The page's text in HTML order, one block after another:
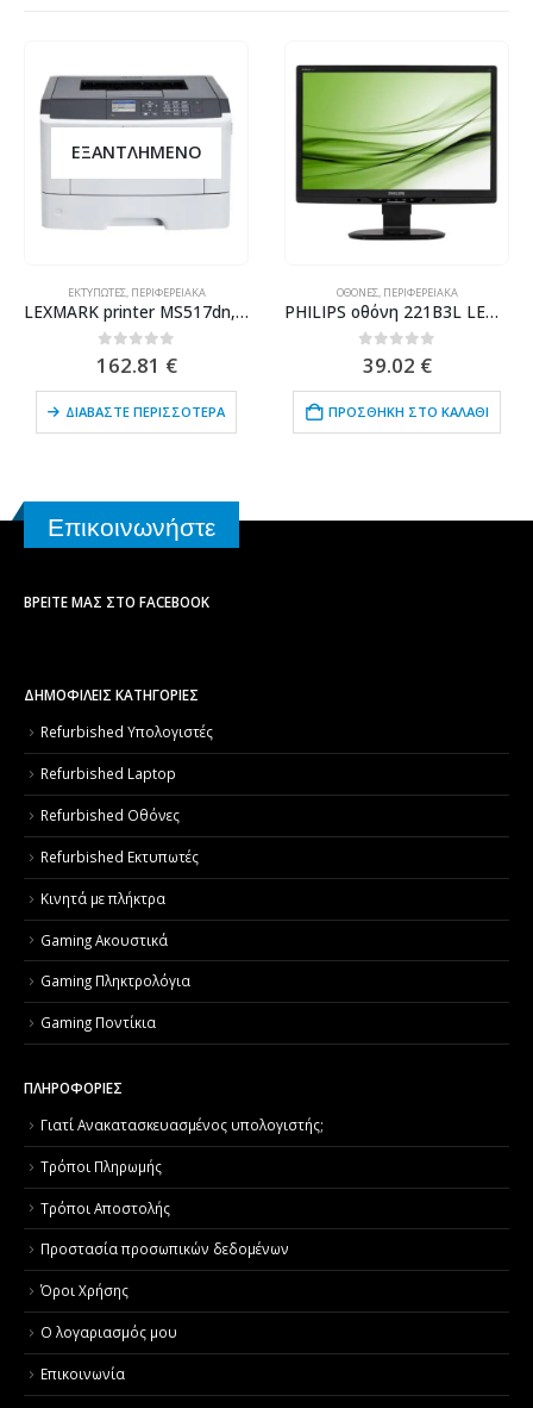
ΕΞΑΝΤΛΗΜΈΝΟ
ΕΚΤΥΠΩΤΈΣ, ΠΕΡΙΦΕΡΕΙΑΚΆ
LEXMARK printer MS517dn, laser, monochrome, χωρίς toner & drum
0 out of 5
162.81 €
ΔΙΑΒΆΣΤΕ ΠΕΡΙΣΣΌΤΕΡΑ
ΟΘΌΝΕΣ, ΠΕΡΙΦΕΡΕΙΑΚΆ
PHILIPS οθόνη 221B3L LED, 21.5″ 1920x1080px, VGA/DVI, Grade B
0out of 5
39.02 €
ΠΡΟΣΘΉΚΗ ΣΤΟ ΚΑΛΆΘΙ
Επικοινωνήστε
ΒΡΕΊΤΕ ΜΑΣ ΣΤΟ FACEBOOK
ΔΗΜΟΦΙΛΕΙΣ ΚΑΤΗΓΟΡΙΕΣ
Refurbished Υπολογιστές
Refurbished Laptop
Refurbished Οθόνες
Refurbished Εκτυπωτές
Κινητά με πλήκτρα
Gaming Ακουστικά
Gaming Πληκτρολόγια
Gaming Ποντίκια
ΠΛΗΡΟΦΟΡΙΕΣ
Γιατί Aνακατασκευασμένος υπολογιστής;
Τρόποι Πληρωμής
Τρόποι Αποστολής
Προστασία προσωπικών δεδομένων
Όροι Χρήσης
Ο λογαριασμός μου
Επικοινωνία